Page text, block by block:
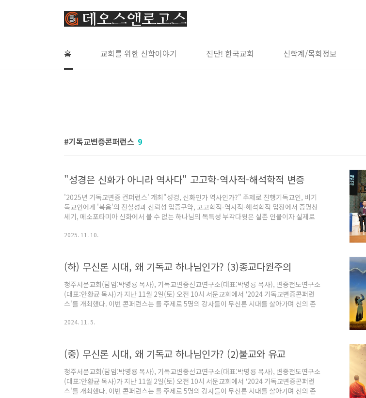
홈 교회를 위한 신학이야기 진단! 한국교회 신학계/목회정보
기독교변증콘퍼런스 9
"성경은 신화가 아니라 역사다" 고고학-역사적-해석학적 변증
'2025년 기독교변증 컨퍼런스' 개최"성경, 신화인가 역사인가?" 주제로 진행기독교인, 비기
독교인에게 '복음'의 진실성과 신뢰성 입증구약, 고고학적-역사적-해석학적 입장에서 증명창
세기, 메소포타미아 신화에서 볼 수 없는 하나님의 독특성 부각다윗은 실존 인물이자 실제로
경 및 예수이야기를 신화로 생각하고 있는 비기독교인들위한 기독교변증 컨퍼런스가 올해도
제로 '2025 기독교변증 컨퍼런스'를 개최했다. 해마다 열리는 기독교변증 컨..
2025. 11. 10.
(하) 무신론 시대, 왜 기독교 하나님인가? (3)종교다원주의
청주서문교회(담임:박명룡 목사), 기독교변증선교연구소(대표:박명룡 목사), 변증전도연구소
(대표:안환균 목사)가 지난 11월 2일(토) 오전 10시 서문교회에서 '2024 기독교변증콘퍼런
스'를 개최했다. 이번 콘퍼런스는 를 주제로 5명의 강사들이 무신론 시대를 살아가며 신의 존
하는지에 대해 변증했다. 이날 강사들의 발표 내용 중 일부를 정리했다. (편집자 주) 종교다
오만한 생각일까? 포스트모던 시대에 대중으로부터 인정을 받는 가치는 ‘관..
2024. 11. 5.
(중) 무신론 시대, 왜 기독교 하나님인가? (2)불교와 유교
청주서문교회(담임:박명룡 목사), 기독교변증선교연구소(대표:박명룡 목사), 변증전도연구소
(대표:안환균 목사)가 지난 11월 2일(토) 오전 10시 서문교회에서 '2024 기독교변증콘퍼런
스'를 개최했다. 이번 콘퍼런스는 를 주제로 5명의 강사들이 무신론 시대를 살아가며 신의 존